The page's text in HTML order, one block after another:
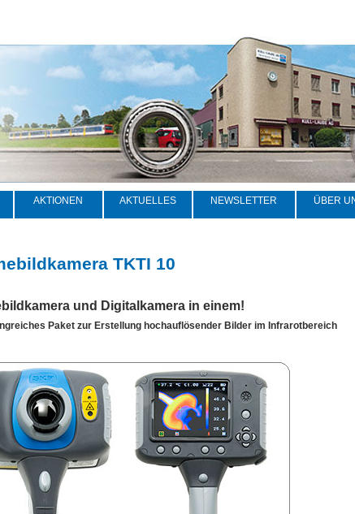
AKTIONEN AKTUELLES NEWSLETTER ÜBER
TKTI 10
und Digitalkamera in einem!
Paket zur Erstellung hochauflösender Bilder im Infrarotbereich